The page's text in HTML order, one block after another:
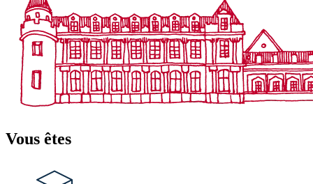
Vous êtes